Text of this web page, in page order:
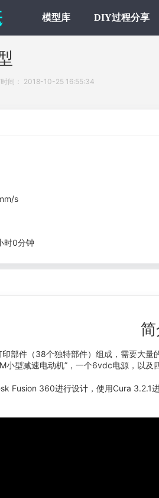
模型库 DIY过程分享
间： 2018-10-25 16:55:34
s
时0分钟
部件（38个独特部件）组成，需要大量
小型减速电动机”，一个6vdc电源，以及
Fusion 360进行设计，使用Cura